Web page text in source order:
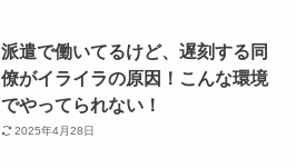
派遣で働いてるけど、遅刻する同
僚がイライラの原因！こんな環境
でやってられない！
2025年4月28日